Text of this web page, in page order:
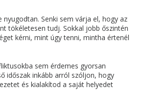
nyugodtan. Senki sem várja el, hogy az
tökéletesen tudj. Sokkal jobb őszintén
kérni, mint úgy tenni, mintha értenél
sem érdemes gyorsan
időszak inkább arról szóljon, hogy
és kialakítod a saját helyedet